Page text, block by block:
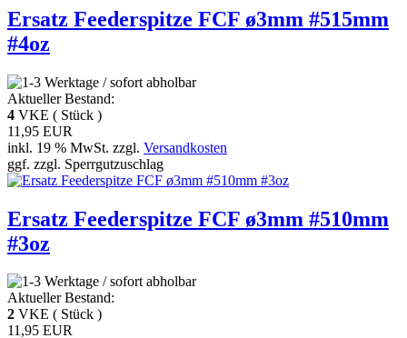
Ersatz Feederspitze FCF ø3mm #515mm
#4oz
Aktueller Bestand:
4 VKE ( Stück )
11,95 EUR
inkl. 19 % MwSt. zzgl. Versandkosten
ggf. zzgl. Sperrgutzuschlag
Ersatz Feederspitze FCF ø3mm #510mm
#3oz
Aktueller Bestand:
2 VKE ( Stück )
11,95 EUR